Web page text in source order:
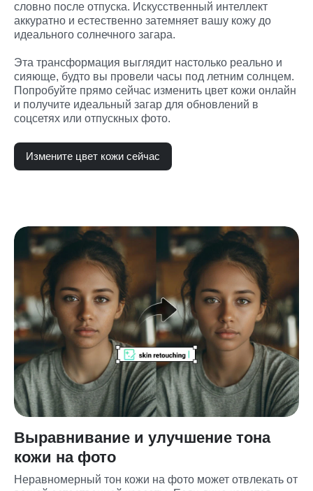
словно после отпуска. Искусственный интеллект
аккуратно и естественно затемняет вашу кожу до
идеального солнечного загара.
Эта трансформация выглядит настолько реально и
сияюще, будто вы провели часы под летним солнцем.
Попробуйте прямо сейчас изменить цвет кожи онлайн
и получите идеальный загар для обновлений в
соцсетях или отпускных фото.
Измените цвет кожи сейчас
Выравнивание и улучшение тона
кожи на фото
Неравномерный тон кожи на фото может отвлекать от